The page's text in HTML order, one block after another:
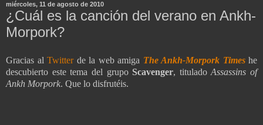
miércoles, 11 de agosto de 2010
¿Cuál es la canción del verano en Ankh-
Morpork?
Gracias al Twitterde la web amiga The Ankh-Morpork Timeshe
descubierto este tema del grupo Scavenger, tituladoAssassins of
Ankh Morpork. Que lo disfrutéis.